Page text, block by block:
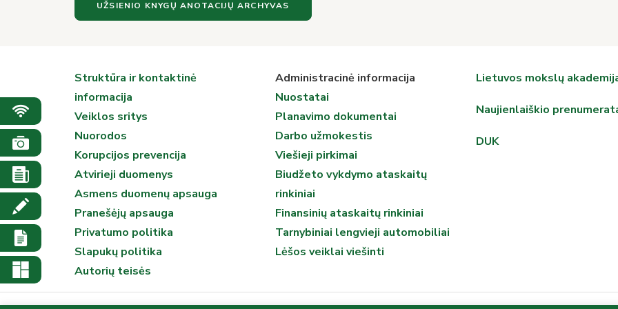
UŽSIENIO KNYGŲ ANOTACIJŲ ARCHYVAS
Struktūra ir kontaktinė
informacija
Veiklos sritys
Nuorodos
Korupcijos prevencija
Atvirieji duomenys
Asmens duomenų apsauga
Pranešėjų apsauga
Privatumo politika
Slapukų politika
Autorių teisės
Administracinė informacija
Nuostatai
Planavimo dokumentai
Darbo užmokestis
Viešieji pirkimai
Biudžeto vykdymo ataskaitų
rinkiniai
Finansinių ataskaitų rinkiniai
Tarnybiniai lengvieji automobiliai
Lėšos veiklai viešinti
Lietuvos mokslų
Naujienlaiškio
DUK